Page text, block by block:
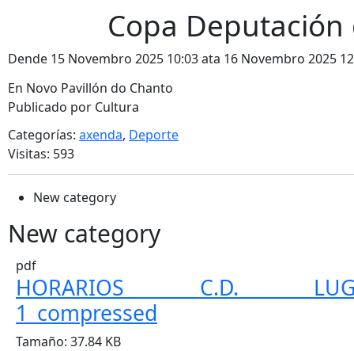
Copa Deputación
Dende 15 Novembro 2025 10:03 ata 16 Novembro 2025
En Novo Pavillón do Chanto
Publicado por Cultura
Categorías: axenda, Deporte
Visitas: 593
New category
New category
pdf
HORARIOS C.D.
1_compressed
Tamaño: 37.84 KB